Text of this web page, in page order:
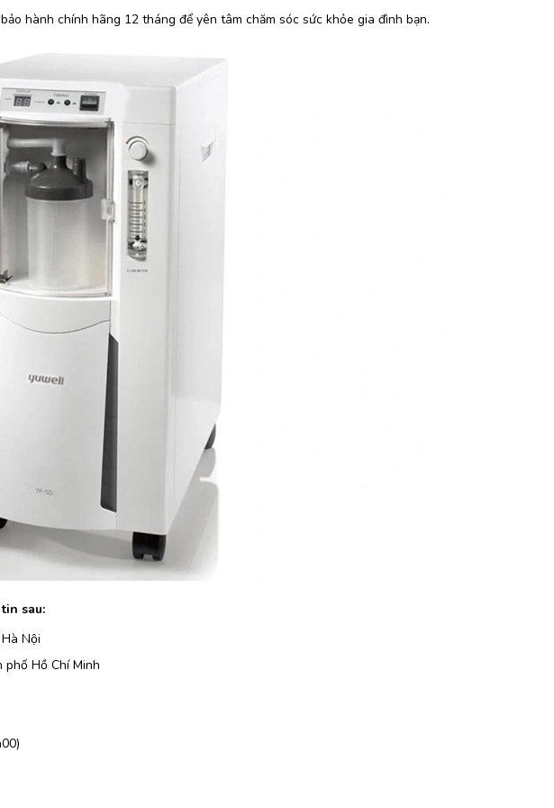
hành chính hãng 12 tháng để yên tâm chăm sóc sức khỏe gia đình bạn.
sau:
Nội
Hồ Chí Minh